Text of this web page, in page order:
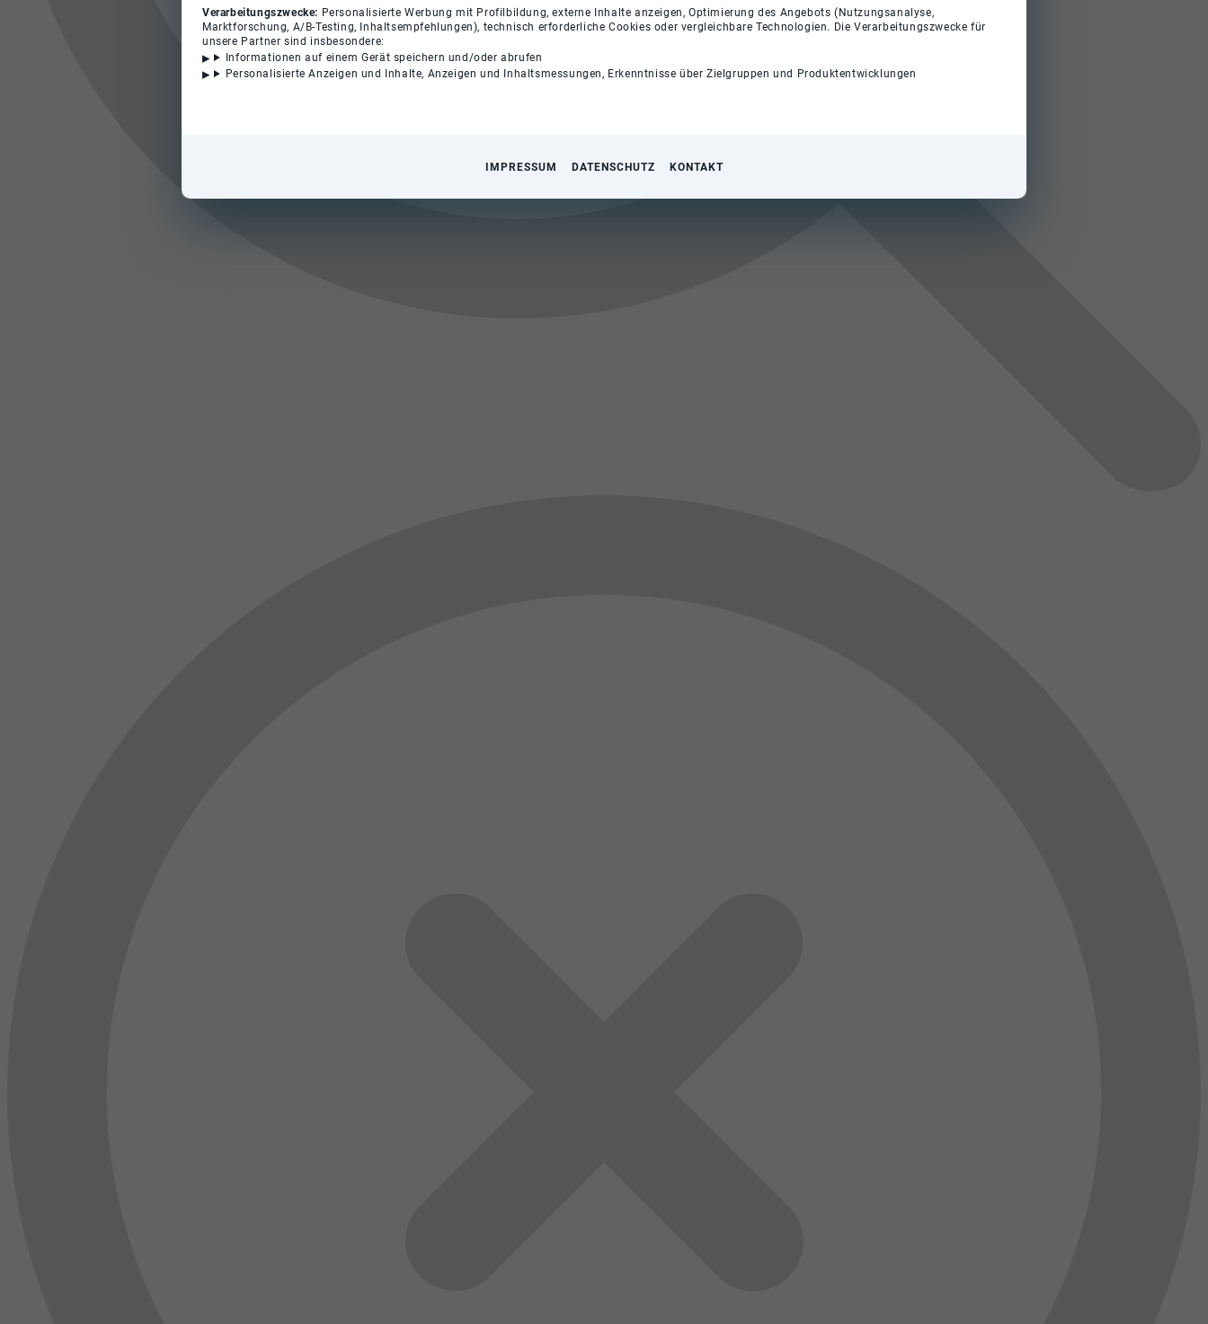
Verarbeitungszwecke: Personalisierte Werbung mit Profilbildung, externe Inhalte anzeigen, Optimierung des Angebots (Nutzungsanalyse,
Marktforschung, A/B-Testing, Inhaltsempfehlungen), technisch erforderliche Cookies oder vergleichbare Technologien. Die Verarbeitungszwecke für
unsere Partner sind insbesondere:
Informationen auf einem Gerät speichern und/oder abrufen
Personalisierte Anzeigen und Inhalte, Anzeigen und Inhaltsmessungen, Erkenntnisse über Zielgruppen und Produktentwicklungen
IMPRESSUM DATENSCHUTZ KONTAKT